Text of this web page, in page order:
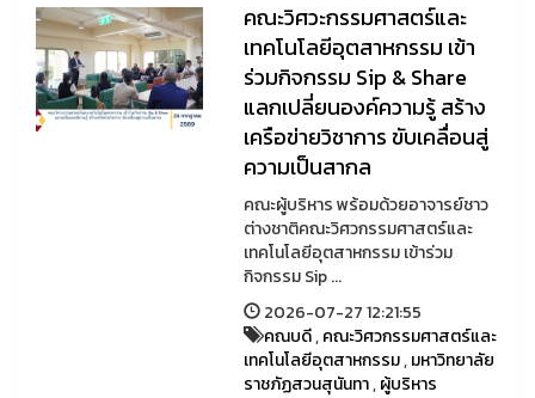
คณะวิศวะกรรมศาสตร์และ
เทคโนโลยีอุตสาหกรรม เข้า
ร่วมกิจกรรม Sip & Share
แลกเปลี่ยนองค์ความรู้ สร้าง
เครือข่ายวิชาการ ขับเคลื่อนสู่
ความเป็นสากล
คณะผู้บริหาร พร้อมด้วยอาจารย์ชาว
ต่างชาติคณะวิศวกรรมศาสตร์และ
เทคโนโลยีอุตสาหกรรม เข้าร่วม
กิจกรรม Sip ...
2026-07-27 12:21:55
คณบดี,คณะวิศวกรรมศาสตร์และ
เทคโนโลยีอุตสาหกรรม,มหาวิทยาลัย
ราชภัฏสวนสุนันทา,ผู้บริหาร